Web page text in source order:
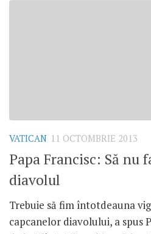
VATICAN 11 OCTOMBRIE 2013
Papa Francisc: Să nu
diavolul
Trebuie să fim întotdeauna
capcanelor diavolului, a spus